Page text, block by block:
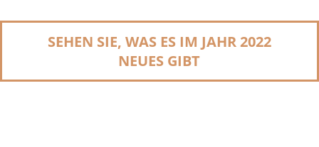
SEHEN SIE, WAS ES IM JAHR 2022
NEUES GIBT